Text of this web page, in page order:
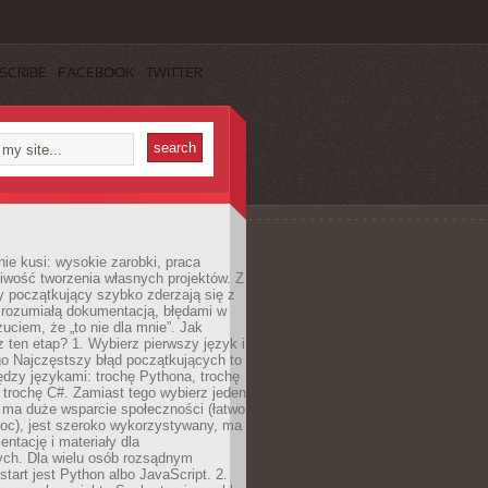
FACEBOOK TWITTER
kusi: wysokie zarobki, praca
tworzenia własnych projektów. Z
początkujący szybko zderzają się z
dokumentacją, błędami w
że „to nie dla mnie”. Jak
ten etap? 1. Wybierz pierwszy język i
Najczęstszy błąd początkujących to
językami: trochę Pythona, trochę
C#. Zamiast tego wybierz jeden
duże wsparcie społeczności (łatwo
jest szeroko wykorzystywany, ma
i materiały dla
Dla wielu osób rozsądnym
jest Python albo JavaScript. 2.